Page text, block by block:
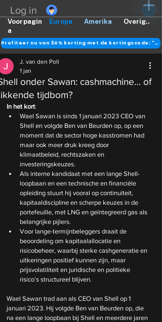
Log in
Europa Amerika Overig..
Voorpagin
a
Profiteer nu van 50% korting met de kortingscode: "DANK"
onder Sawan: cashmachine… of
tijdbom?
J. van den Poll
1 jan
In het kort:
Wael Sawan is sinds 1 januari 2023 CEO van
Shell en volgde Ben van Beurden op, op een
moment dat de sector hoge kasstromen had
maar ook meer druk kreeg door
klimaatbeleid, rechtszaken en
investeringskeuzes.
Als interne kandidaat met een lange Shell-
loopbaan en een technische en financiële
opleiding stuurt hij vooral op continuïteit,
kapitaaldiscipline en scherpe keuzes in de
portefeuille, met LNG en geïntegreerd gas als
belangrijke pijlers.
Voor lange-termijnbeleggers draait de
beoordeling om kapitaalallocatie en
risicobeheer, waarbij sterke cashgeneratie en
uitkeringen positief kunnen zijn, maar
prijsvolatiliteit en juridische en politieke
risico’s structureel blijven.
Wael Sawan trad aan als CEO van Shell op 1
januari 2023. Hij volgde Ben van Beurden op, die
na een lange loopbaan bij Shell en meerdere jaren